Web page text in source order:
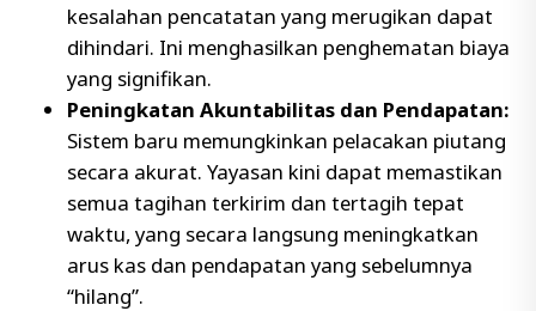
kesalahan pencatatan yang merugikan dapat
dihindari. Ini menghasilkan penghematan biaya
yang signifikan.
Peningkatan Akuntabilitas dan Pendapatan:
Sistem baru memungkinkan pelacakan piutang
secara akurat. Yayasan kini dapat memastikan
semua tagihan terkirim dan tertagih tepat
waktu, yang secara langsung meningkatkan
arus kas dan pendapatan yang sebelumnya
“hilang”.